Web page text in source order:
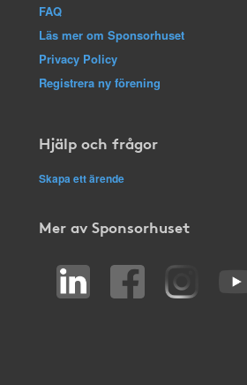
FAQ
Läs mer om Sponsorhuset
Privacy Policy
Registrera ny förening
Hjälp och frågor
Skapa ett ärende
Mer av Sponsorhuset